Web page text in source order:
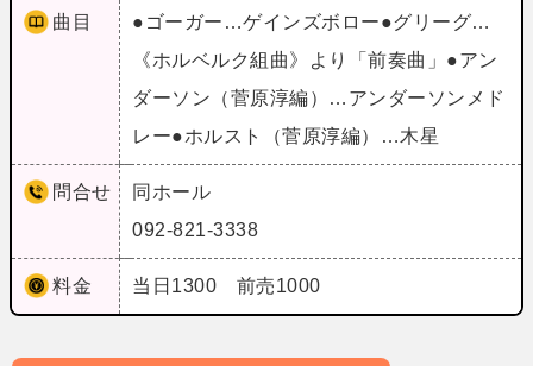
曲目
●ゴーガー…ゲインズボロー●グリーグ…
《ホルベルク組曲》より「前奏曲」●アン
ダーソン（菅原淳編）…アンダーソンメド
レー●ホルスト（菅原淳編）…木星
問合せ
同ホール
092-821-3338
料金 当日1300 前売1000